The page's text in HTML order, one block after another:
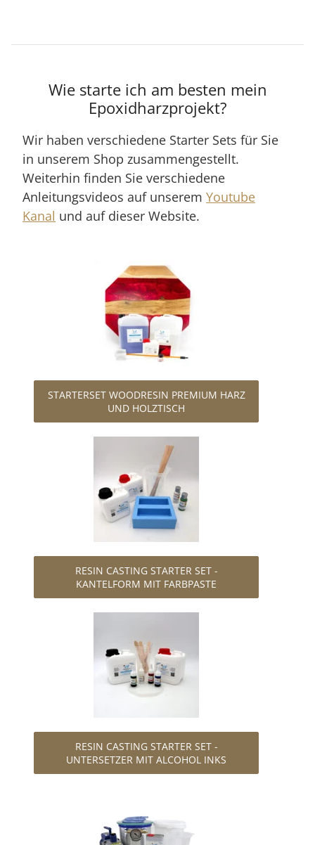
Wie starte ich am besten mein
Epoxidharzprojekt?
Wir haben verschiedene Starter Sets für Sie
in unserem Shop zusammengestellt.
Weiterhin finden Sie verschiedene
Anleitungsvideos auf unserem Youtube
Kanal und auf dieser Website.
STARTERSET WOODRESIN PREMIUM HARZ
UND HOLZTISCH
RESIN CASTING STARTER SET -
KANTELFORM MIT FARBPASTE
RESIN CASTING STARTER SET -
UNTERSETZER MIT ALCOHOL INKS